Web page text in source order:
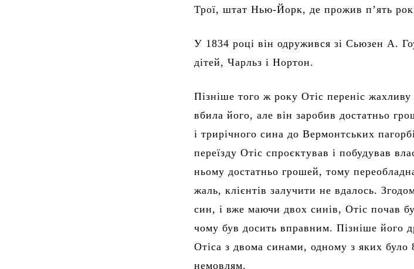
Трої, штат Нью-Йорк, де прожив п’ять
У 1834 році він одружився зі Сьюзен А.
дітей, Чарльз і Нортон.
Пізніше того ж року Отіс переніс
вбила його, але він заробив достатньо
і трирічного сина до Вермонтських
переїзду Отіс спроєктував і побудував
ньому достатньо грошей, тому
жаль, клієнтів залучити не вдалось.
син, і вже маючи двох синів, Отіс почав
чому був досить вправним. Пізніше його
Отіса з двома синами, одному з яких
немовлям.